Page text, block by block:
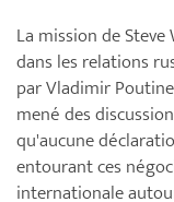
La mission de
dans les relations
par Vladimir
mené des
qu'aucune
entourant ces
internationale